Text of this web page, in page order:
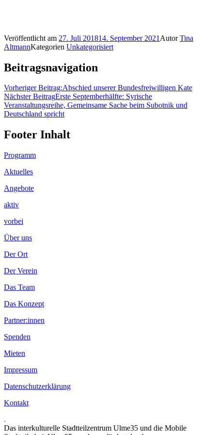
Veröffentlicht am 27. Juli 201814. September 2021 AutorTina
AltmannKategorien Unkategorisiert
Beitragsnavigation
Vorheriger Beitrag:Abschied unserer Bundesfreiwilligen Kate
Nächster BeitragErste Septemberhälfte: Syrische
Veranstaltungsreihe, Gemeinsame Sache beim Subotnik und
Deutschland spricht
Footer Inhalt
Programm
Aktuelles
Angebote
aktiv
vorbei
Über uns
Der Ort
Der Verein
Das Team
Das Konzept
Partner:innen
Spenden
Mieten
Impressum
Datenschutzerklärung
Kontakt
.
Das interkulturelle Stadtteilzentrum Ulme35 und die Mobile